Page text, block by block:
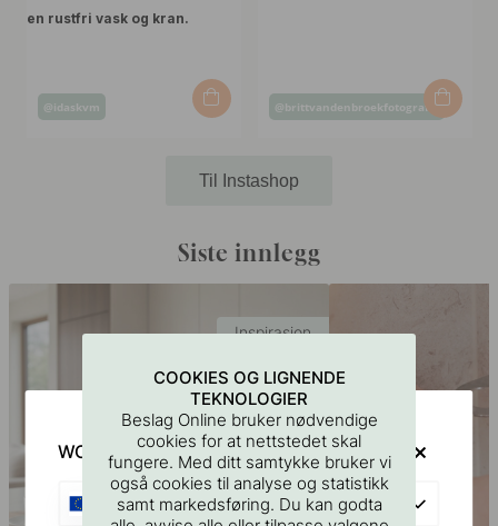
Innlegg
@idaskvm
Innlegg
@brittvandenbroekfotografie
Til Instashop
Siste innlegg
Inspirasjon
COOKIES OG LIGNENDE
TEKNOLOGIER
Beslag Online bruker nødvendige
cookies for at nettstedet skal
fungere. Med ditt samtykke bruker vi
også cookies til analyse og statistikk
samt markedsføring. Du kan godta
WOULD YOU RATHER VISIT?
EU